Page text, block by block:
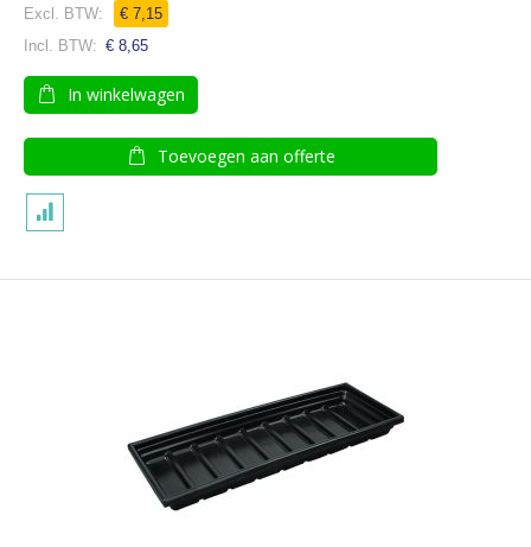
€ 7,15
€ 8,65
In winkelwagen
Toevoegen aan offerte